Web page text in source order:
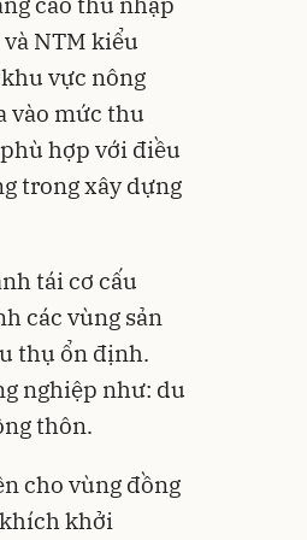
NTM kiểu
vực nông
vào mức thu
hợp với điều
trong xây dựng
tái cơ cấu
các vùng sản
thụ ổn định.
nghiệp như: du
thôn.
cho vùng đồng
khởi